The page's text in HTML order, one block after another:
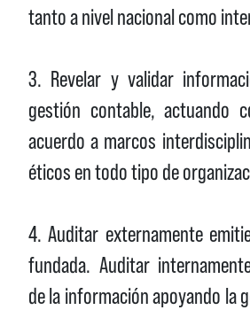
tanto a nivel nacional como
3. Revelar y validar
gestión contable, actuando
acuerdo a marcos
éticos en todo tipo de
4. Auditar externamente
fundada. Auditar
de la información apoyando la